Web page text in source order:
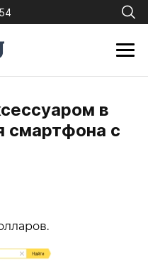
в
смартфона с